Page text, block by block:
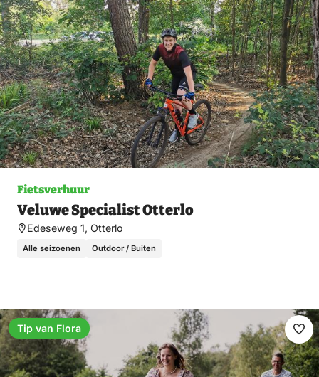
Fietsverhuur
Veluwe Specialist Otterlo
Edeseweg 1, Otterlo
Alle seizoenen Outdoor / Buiten
Tip van Flora